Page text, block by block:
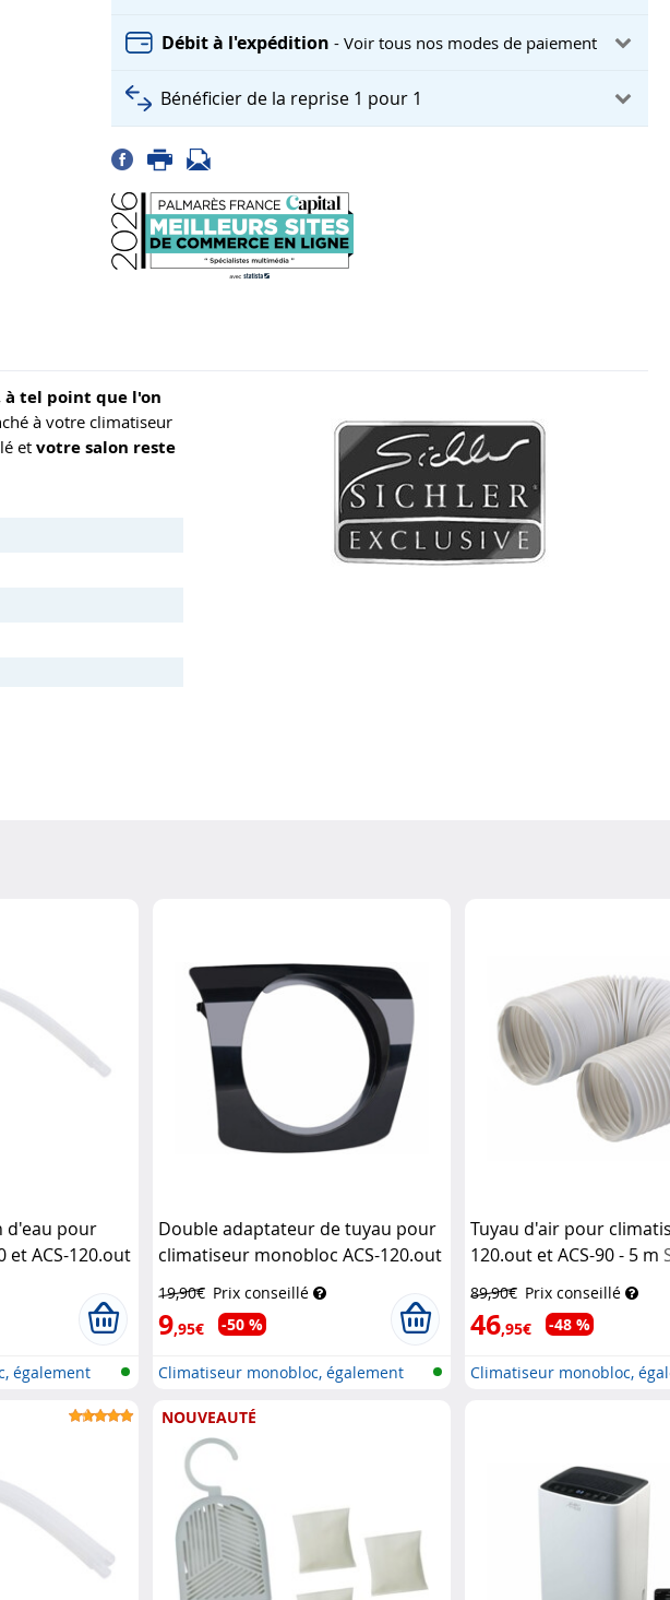
Débit à l'expédition- Voir tous nos modes de paiement
Bénéficier de la reprise 1 pour 1
à tel point que l'on
à votre climatiseur
et votre salon reste
d'eau pour
et ACS-120.out
également
Double adaptateur de tuyau pour
climatiseur monobloc ACS-120.out
19,90€ Prix conseillé
9,95€ -50 %
Climatiseur monobloc, également
Tuyau d'air pour
120.out et ACS-90 - 5 m
89,90€ Prix conseillé
46,95€ -48 %
Climatiseur monobloc,
NOUVEAUTÉ